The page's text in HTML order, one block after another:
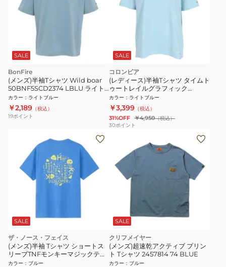
SALE
BonFire
(メンズ)半袖Tシャツ Wild boar
50BNF5SCD2374 LBLU ライト
ブルー
カラー ： ライトブルー
￥2,189 （税込）
19ポイント
SALE
コロンビア
(レディース)半袖Tシャツ タイムト
ゥートレイルグラフィック
PL3966 482
カラー ： ライトブルー
￥3,399 （税込）
31%OFF ￥4,950（税込）
30ポイント
SALE
ザ・ノース・フェイス
(メンズ)半袖 Tシャツ ショートス
リーブTNFモンキーマジックティ
ー NT32634 MN
カラー ： ブルー
SALE
クリフメイヤー
(メンズ)超速乾アクティブ プリン
ト Tシャツ 2457814 74 BLUE
カラー ： ブルー